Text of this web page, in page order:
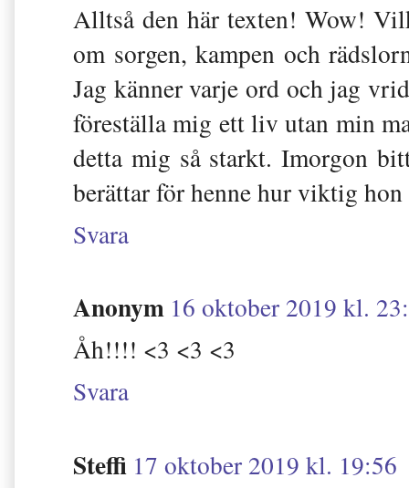
Alltså den här texten! Wow!
om sorgen, kampen och
Jag känner varje ord och jag
föreställa mig ett liv utan min
detta mig så starkt. Imorgon
berättar för henne hur viktig
Svara
Anonym 16 oktober 2019 kl.
Åh!!!! <3 <3 <3
Svara
Steffi 17 oktober 2019 kl. 19:56